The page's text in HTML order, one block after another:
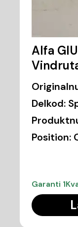
Alfa
Delkod:
Position:
Garanti 1